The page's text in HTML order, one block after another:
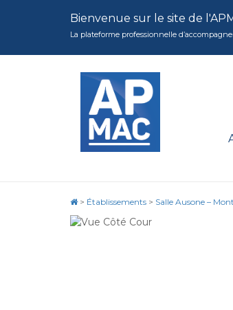
Bienvenue sur le site de
La plateforme professionnelle
> Établissements > Salle Ausone –